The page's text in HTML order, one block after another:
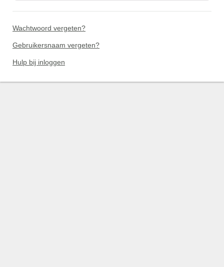
Wachtwoord vergeten?
Gebruikersnaam vergeten?
Hulp bij inloggen